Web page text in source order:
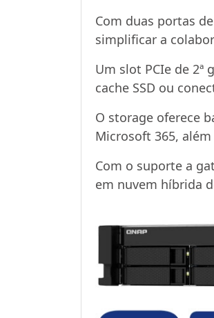
Com duas portas
simplificar a
Um slot PCIe de
cache SSD ou
O storage oferece
Microsoft 365,
Com o suporte a
em nuvem híbrida